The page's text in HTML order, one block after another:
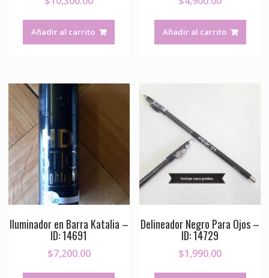
Añadir al carrito Añadir al carrito
Iluminador en Barra Katalia –
ID: 14691
$7,200.00
Delineador Negro Para Ojos –
ID: 14729
$1,990.00